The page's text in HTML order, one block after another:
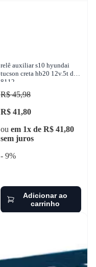
relê auxiliar s10 hyundai
tucson creta hb20 12v.5t dni
8112
R$ 45,98
R$ 41,80
ou em 1x de R$ 41,80
sem juros
- 9%
Adicionar ao
carrinho